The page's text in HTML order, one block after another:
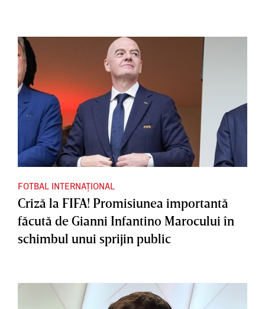
FOTBAL INTERNAȚIONAL
Criză la FIFA! Promisiunea importantă
făcută de Gianni Infantino Marocului în
schimbul unui sprijin public